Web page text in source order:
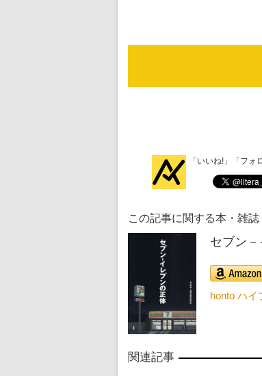
「いいね!」「フ
この記事に関する本・雑誌
セブン
honto ハイ
関連記事